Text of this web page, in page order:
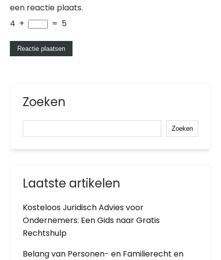
een reactie plaats.
4 + = 5
Zoeken
Zoeken
Laatste artikelen
Kosteloos Juridisch Advies voor
Ondernemers: Een Gids naar Gratis
Rechtshulp
Belang van Personen- en Familierecht en